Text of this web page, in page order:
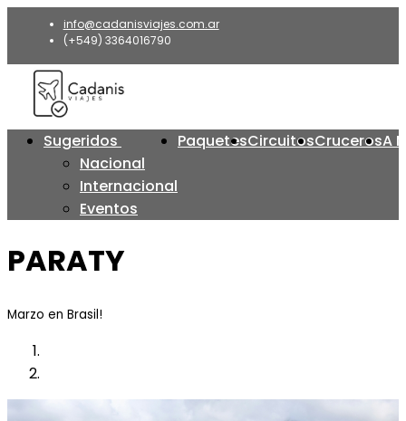
info@cadanisviajes.com.ar
(+549) 3364016790
Sugeridos
Nacional
Internacional
Eventos
PaquetesCircuitosCrucerosA
PARATY
Marzo en Brasil!